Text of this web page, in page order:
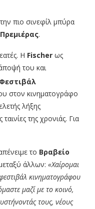
πιο σινεφίλ μπύρα
.
Η Fischer ως
του και
στον κινηματογράφο
λήξης
της χρονιάς. Για
το Βραβείο
άλλων: «Xαίρομαι
κινηματογράφου
μαζί με το κοινό,
τους, νέους